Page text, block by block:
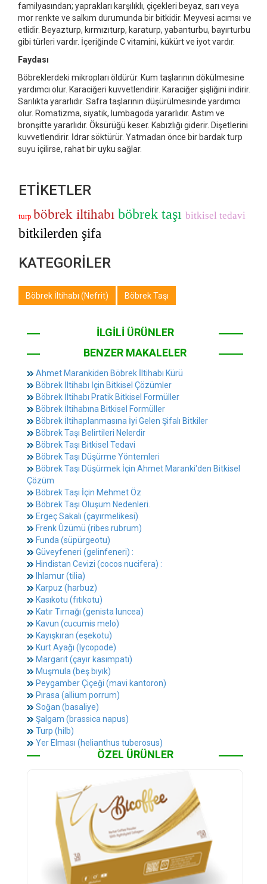
familyasından; yaprakları karşılıklı, çiçekleri beyaz, sarı veya
mor renkte ve salkım durumunda bir bitkidir. Meyvesi acımsı ve
etlidir. Beyazturp, kırmızıturp, karaturp, yabanturbu, bayırturbu
gibi türleri vardır. İçeriğinde C vitamini, kükürt ve iyot vardır.
Faydası
Böbreklerdeki mikropları öldürür. Kum taşlarının dökülmesine
yardımcı olur. Karaciğeri kuvvetlendirir. Karaciğer şişliğini indirir.
Sarılıkta yararlıdır. Safra taşlarının düşürülmesinde yardımcı
olur. Romatizma, siyatik, lumbagoda yararlıdır. Astım ve
bronşitte yararlıdır. Öksürüğü keser. Kabızlığı giderir. Dişetlerini
kuvvetlendirir. İdrar söktürür. Yatmadan önce bir bardak turp
suyu içilirse, rahat bir uyku sağlar.
ETİKETLER
turp böbrek iltihabı böbrek taşı bitkisel tedavi
bitkilerden şifa
KATEGORİLER
Böbrek İltihabı (Nefrit) Böbrek Taşı
İLGİLİ ÜRÜNLER
BENZER MAKALELER
Ahmet Marankiden Böbrek İltihabı Kürü
Böbrek İltihabı İçin Bitkisel Çözümler
Böbrek İltihabı Pratik Bitkisel Formüller
Böbrek İltihabına Bitkisel Formüller
Böbrek İltihaplanmasına İyi Gelen Şifalı Bitkiler
Böbrek Taşı Belirtileri Nelerdir
Böbrek Taşı Bitkisel Tedavi
Böbrek Taşı Düşürme Yöntemleri
Böbrek Taşı Düşürmek İçin Ahmet Maranki'den Bitkisel
Çözüm
Böbrek Taşı İçin Mehmet Öz
Böbrek Taşı Oluşum Nedenleri.
Ergeç Sakalı (çayırmelikesi)
Frenk Üzümü (ribes rubrum)
Funda (süpürgeotu)
Güveyfeneri (gelinfeneri) :
Hindistan Cevizi (cocos nucifera) :
Ihlamur (tilia)
Karpuz (harbuz)
Kasıkotu (fıtıkotu)
Katır Tırnağı (genista luncea)
Kavun (cucumis melo)
Kayışkıran (eşekotu)
Kurt Ayağı (lycopode)
Margarit (çayır kasımpatı)
Muşmula (beş bıyık)
Peygamber Çiçeği (mavi kantoron)
Pırasa (allium porrum)
Soğan (basaliye)
Şalgam (brassica napus)
Turp (hilb)
Yer Elması (helianthus tuberosus)
ÖZEL ÜRÜNLER